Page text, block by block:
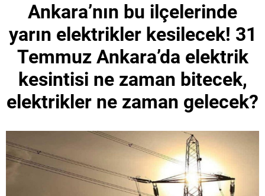
Ankara’nın bu ilçelerinde
yarın elektrikler kesilecek! 31
Temmuz Ankara’da elektrik
kesintisi ne zaman bitecek,
elektrikler ne zaman gelecek?